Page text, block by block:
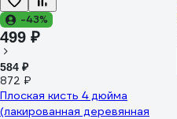
-43%
499 ₽
584 ₽
872 ₽
Плоская кисть 4 дюйма
(лакированная деревянная